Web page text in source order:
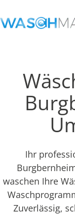
Ihr
waschen Ihre
Zuverlässig,